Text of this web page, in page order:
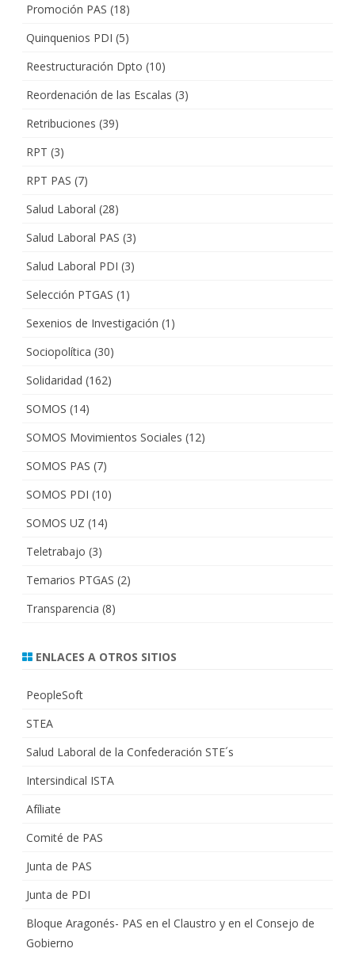
Promoción PAS (18)
Quinquenios PDI (5)
Reestructuración Dpto (10)
Reordenación de las Escalas (3)
Retribuciones (39)
RPT (3)
RPT PAS (7)
Salud Laboral (28)
Salud Laboral PAS (3)
Salud Laboral PDI (3)
Selección PTGAS (1)
Sexenios de Investigación (1)
Sociopolítica (30)
Solidaridad (162)
SOMOS (14)
SOMOS Movimientos Sociales (12)
SOMOS PAS (7)
SOMOS PDI (10)
SOMOS UZ (14)
Teletrabajo (3)
Temarios PTGAS (2)
Transparencia (8)
ENLACES A OTROS SITIOS
PeopleSoft
STEA
Salud Laboral de la Confederación STE´s
Intersindical ISTA
Afíliate
Comité de PAS
Junta de PAS
Junta de PDI
Bloque Aragonés- PAS en el Claustro y en el Consejo de
Gobierno